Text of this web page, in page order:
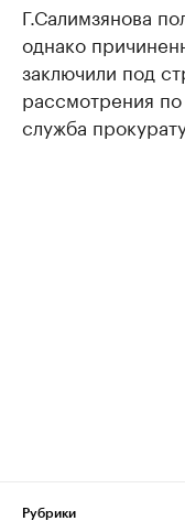
Г.Салимзянова
однако
заключили под
рассмотрения
служба
Рубрики